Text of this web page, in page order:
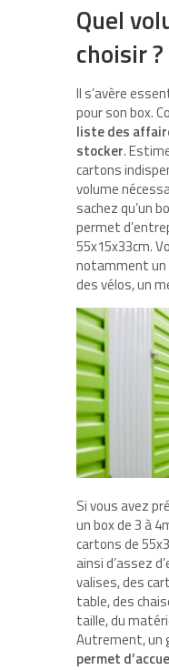
Quel
choisir ?
Il s’avère
pour son box.
liste des
stocker.
cartons
volume
sachez qu’un
permet
55x15x33cm.
notamment un
des vélos, un
Si vous avez
un box de 3 à
cartons de
ainsi d’assez
valises, des
table, des
taille, du
Autrement, un
permet